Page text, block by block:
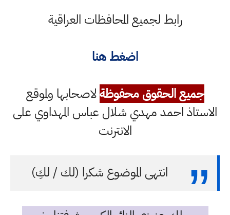
رابط لجميع المحافظات العراقية
اضغط هنا
جميع الحقوق محفوظةلاصحابها ولموقع
الاستاذ احمد مهدي شلال عباس المهداوي على
الانترنت
انتهى الموضوع شكرا (لك / لكِ)